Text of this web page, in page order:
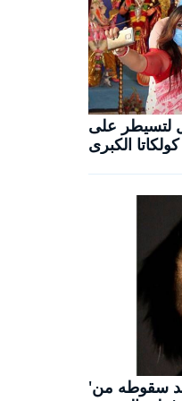
لتسيطر على
الكبرى
'سلف الإنسان لوسي ربما مات بعد سقوطه من